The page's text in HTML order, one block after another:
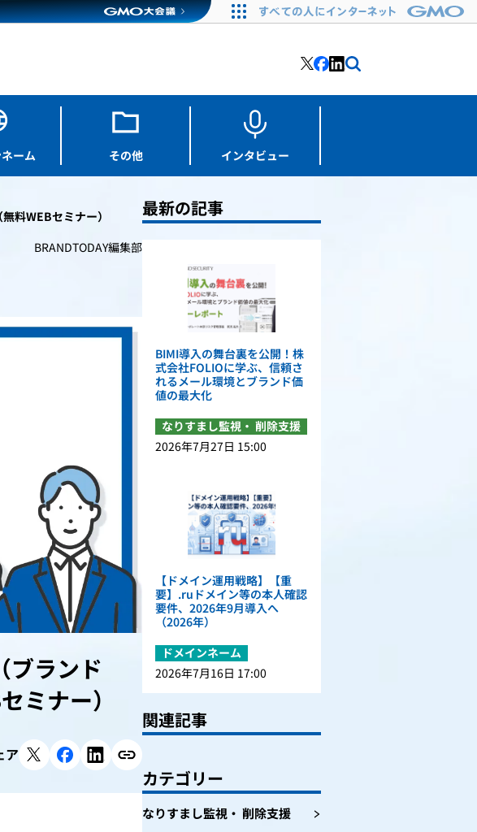
ーム その他
インタビュー
料WEBセミナー）
BRANDTODAY編集部
ランド
ナー）
最新の記事
BIMI導入の舞台裏を公開！株
式会社FOLIOに学ぶ、信頼さ
れるメール環境とブランド価
値の最大化
なりすまし監視・ 削除支援
2026年7月27日 15:00
【ドメイン運用戦略】【重
要】.ruドメイン等の本人確認
要件、2026年9月導入へ
（2026年）
ドメインネーム
2026年7月16日 17:00
関連記事
カテゴリー
なりすまし監視・ 削除支援